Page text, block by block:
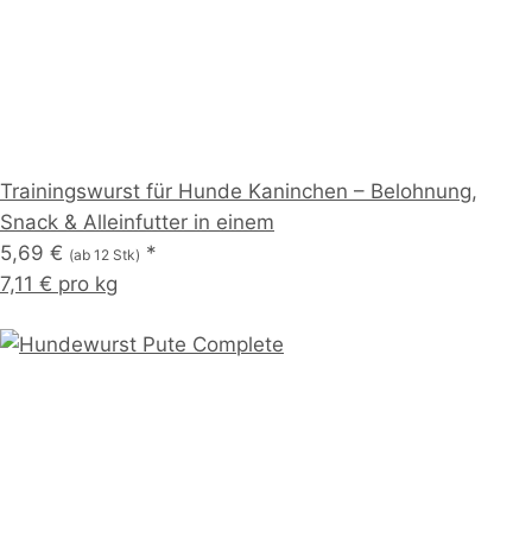
Trainingswurst für Hunde Kaninchen – Belohnung,
Snack & Alleinfutter in einem
5,69 € (ab 12 Stk) *
7,11 € pro kg